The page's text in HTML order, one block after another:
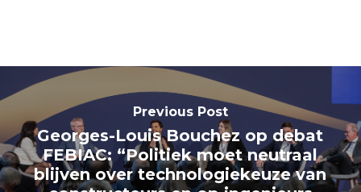
Previous Post
Georges-Louis Bouchez op debat
FEBIAC: “Politiek moet neutraal
blijven over technologiekeuze van